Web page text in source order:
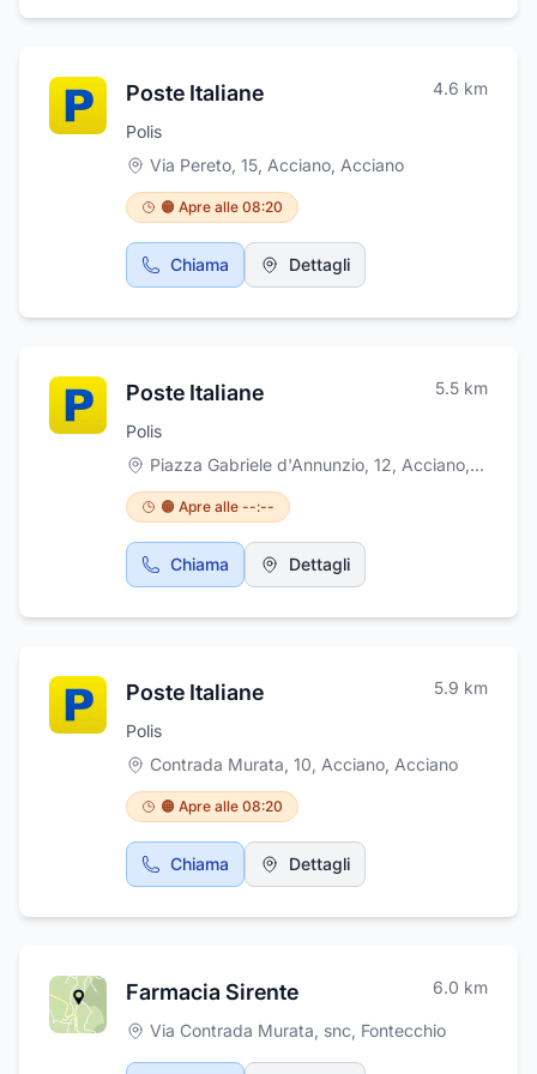
Poste Italiane 4.6 km
Polis
Via Pereto, 15, Acciano, Acciano
🟠 Apre alle 08:20
Chiama Dettagli
Poste Italiane 5.5 km
Polis
Piazza Gabriele d'Annunzio, 12, Acciano, Acciano
🟠 Apre alle --:--
Chiama Dettagli
Poste Italiane 5.9 km
Polis
Contrada Murata, 10, Acciano, Acciano
🟠 Apre alle 08:20
Chiama Dettagli
Farmacia Sirente 6.0 km
Via Contrada Murata, snc, Fontecchio